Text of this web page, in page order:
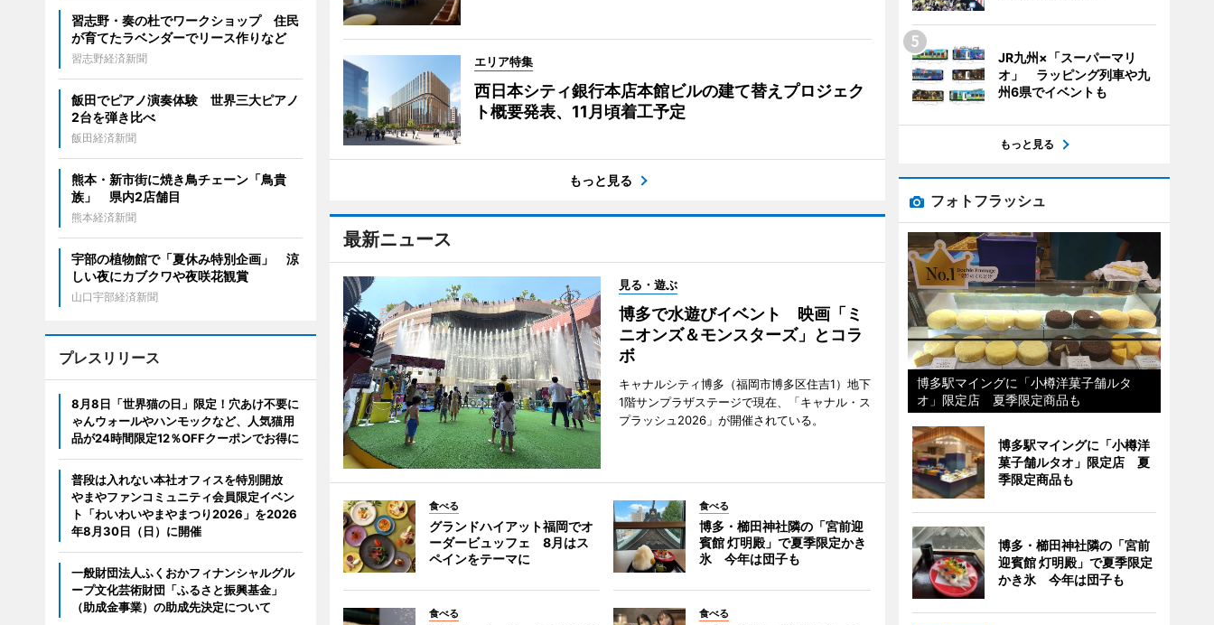
エリア特集
西日本シティ銀行本店本館ビルの建て替えプロジェク
ト概要発表、11月頃着工予定
もっと見る
最新ニュース
見る・遊ぶ
博多で水遊びイベント 映画「ミ
ニオンズ＆モンスターズ」とコラ
ボ
キャナルシティ博多（福岡市博多区住吉1）地下
1階サンプラザステージで現在、「キャナル・ス
プラッシュ2026」が開催されている。
食べる
グランドハイアット福岡でオ
ーダービュッフェ 8月はス
ペインをテーマに
食べる
博多・櫛田神社隣の「宮前迎
賓館 灯明殿」で夏季限定かき
氷 今年は団子も
食べる 食べる
習志野・奏の杜でワークショップ 住民
が育てたラベンダーでリース作りなど
習志野経済新聞
飯田でピアノ演奏体験 世界三大ピアノ
2台を弾き比べ
飯田経済新聞
熊本・新市街に焼き鳥チェーン「鳥貴
族」 県内2店舗目
熊本経済新聞
宇部の植物館で「夏休み特別企画」 涼
しい夜にカブクワや夜咲花観賞
山口宇部経済新聞
プレスリリース
8月8日「世界猫の日」限定！穴あけ不要に
ゃんウォールやハンモックなど、人気猫用
品が24時間限定12％OFFクーポンでお得に
普段は入れない本社オフィスを特別開放
やまやファンコミュニティ会員限定イベン
ト「わいわいやまやまつり2026」を2026
年8月30日（日）に開催
一般財団法人ふくおかフィナンシャルグル
ープ文化芸術財団「ふるさと振興基金」
（助成金事業）の助成先決定について
JR九州×「スーパーマリ
オ」 ラッピング列車や九
州6県でイベントも
もっと見る
フォトフラッシュ
博多駅マイングに「小樽洋菓子舗ルタ
オ」限定店 夏季限定商品も
博多駅マイングに「小樽洋
菓子舗ルタオ」限定店 夏
季限定商品も
博多・櫛田神社隣の「宮前
迎賓館 灯明殿」で夏季限定
かき氷 今年は団子も